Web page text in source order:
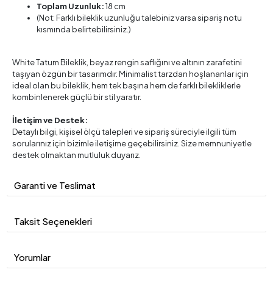
Toplam Uzunluk:18 cm
(Not: Farklı bileklik uzunluğu talebiniz varsa sipariş notu
kısmında belirtebilirsiniz.)
White Tatum Bileklik, beyaz rengin saflığını ve altının zarafetini
taşıyan özgün bir tasarımdır. Minimalist tarzdan hoşlananlar için
ideal olan bu bileklik, hem tek başına hem de farklı bilekliklerle
kombinlenerek güçlü bir stil yaratır.
İletişim ve Destek:
Detaylı bilgi, kişisel ölçü talepleri ve sipariş süreciyle ilgili tüm
sorularınız için bizimle iletişime geçebilirsiniz. Size memnuniyetle
destek olmaktan mutluluk duyarız.
Garanti ve Teslimat
Taksit Seçenekleri
Yorumlar